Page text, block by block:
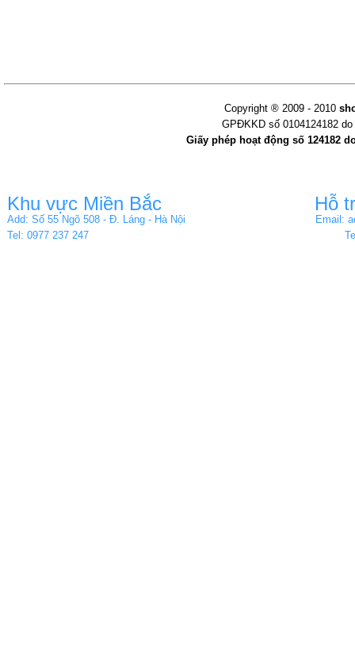
Copyright ® 2009 - 2010
GPĐKKD số 0104124182
Giấy phép hoạt động số 124182
Khu vực Miền Bắc
Add: Số 55 Ngõ 508 - Đ. Láng - Hà Nội
Tel: 0977 237 247
Hỗ
Email: